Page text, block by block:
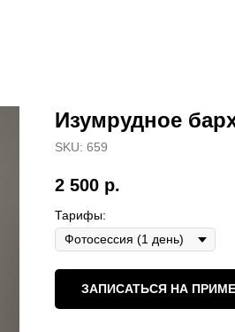
Изумрудное
SKU: 659
2 500 р.
Тарифы:
ЗАПИСАТЬСЯ НА